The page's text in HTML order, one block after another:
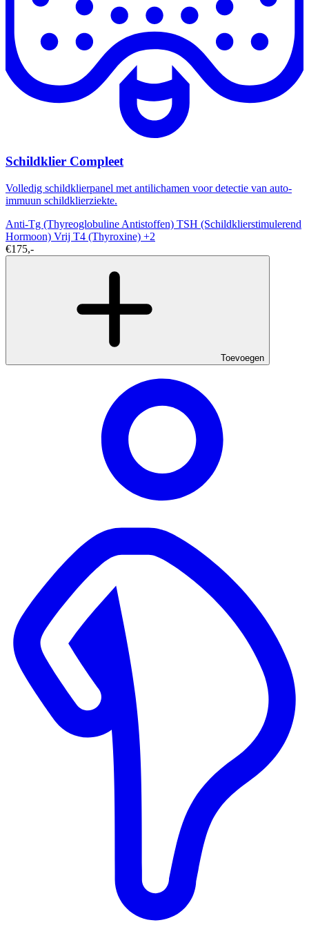
Schildklier Compleet
Volledig schildklierpanel met antilichamen voor detectie van auto-
immuun schildklierziekte.
Anti-Tg (Thyreoglobuline Antistoffen) TSH (Schildklierstimulerend
Hormoon) Vrij T4 (Thyroxine) +2
€175,-
Toevoegen